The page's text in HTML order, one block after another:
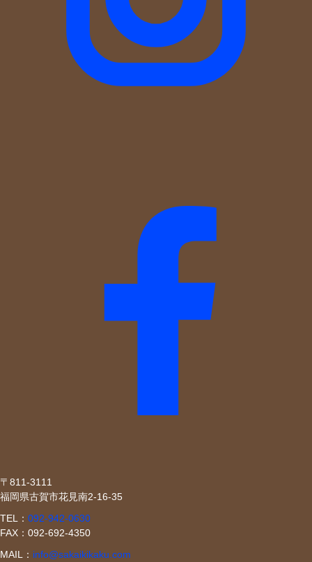
〒811-3111
福岡県古賀市花見南2-16-35
TEL： 092-942-0630
FAX：092-692-4350
MAIL： info@sakaikikaku.com